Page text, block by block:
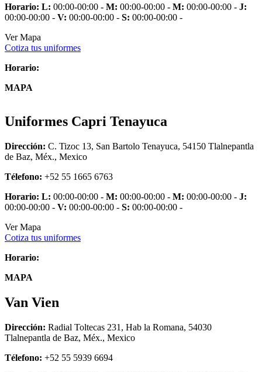
Horario: L: 00:00-00:00 - M: 00:00-00:00 - M: 00:00-00:00 - J:
00:00-00:00 - V: 00:00-00:00 - S: 00:00-00:00 -
Ver Mapa
Cotiza tus uniformes
Horario:
MAPA
Uniformes Capri Tenayuca
Dirección: C. Tizoc 13, San Bartolo Tenayuca, 54150 Tlalnepantla
de Baz, Méx., Mexico
Télefono: +52 55 1665 6763
Horario: L: 00:00-00:00 - M: 00:00-00:00 - M: 00:00-00:00 - J:
00:00-00:00 - V: 00:00-00:00 - S: 00:00-00:00 -
Ver Mapa
Cotiza tus uniformes
Horario:
MAPA
Van Vien
Dirección: Radial Toltecas 231, Hab la Romana, 54030
Tlalnepantla de Baz, Méx., Mexico
Télefono: +52 55 5939 6694